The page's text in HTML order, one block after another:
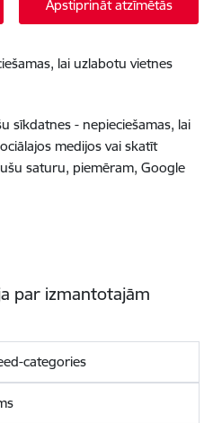
Apstiprināt atzīmētās
lai uzlabotu vietnes
sīkdatnes - nepieciešamas, lai
medijos vai skatīt
saturu, piemēram, Google
par izmantotajām
categories